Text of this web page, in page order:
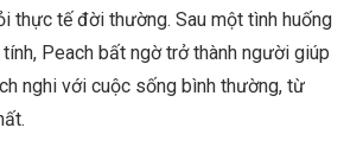
thực tế đời thường. Sau một tình huống
Peach bất ngờ trở thành người giúp
nghi với cuộc sống bình thường, từ